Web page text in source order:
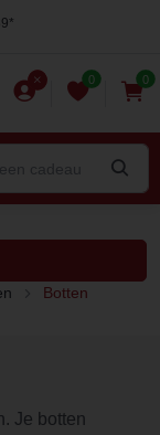
0 0
Botten
Je botten